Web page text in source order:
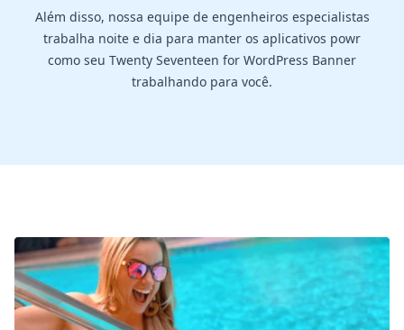
Além disso, nossa equipe de engenheiros especialistas
trabalha noite e dia para manter os aplicativos powr
como seu Twenty Seventeen for WordPress Banner
trabalhando para você.